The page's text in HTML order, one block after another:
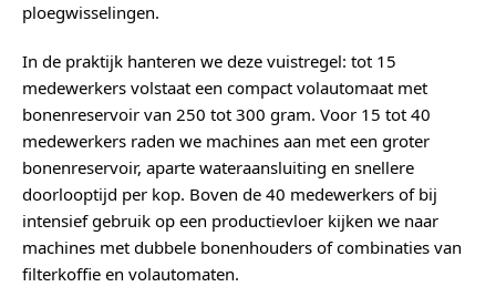
ploegwisselingen.
In de praktijk hanteren we deze vuistregel: tot 15
medewerkers volstaat een compact volautomaat met
bonenreservoir van 250 tot 300 gram. Voor 15 tot 40
medewerkers raden we machines aan met een groter
bonenreservoir, aparte wateraansluiting en snellere
doorlooptijd per kop. Boven de 40 medewerkers of bij
intensief gebruik op een productievloer kijken we naar
machines met dubbele bonenhouders of combinaties van
filterkoffie en volautomaten.